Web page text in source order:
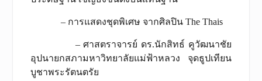
– การแสดงชุดพิเศษ จากศิลปิน The Thais
– ศาสตราจารย์ ดร.นักสิทธ์ คูวัฒนาชัย
อุปนายกสภามหาวิทยาลัยแม่ฟ้าหลวง จุดธูปเทียน
บูชาพระรัตนตรัย